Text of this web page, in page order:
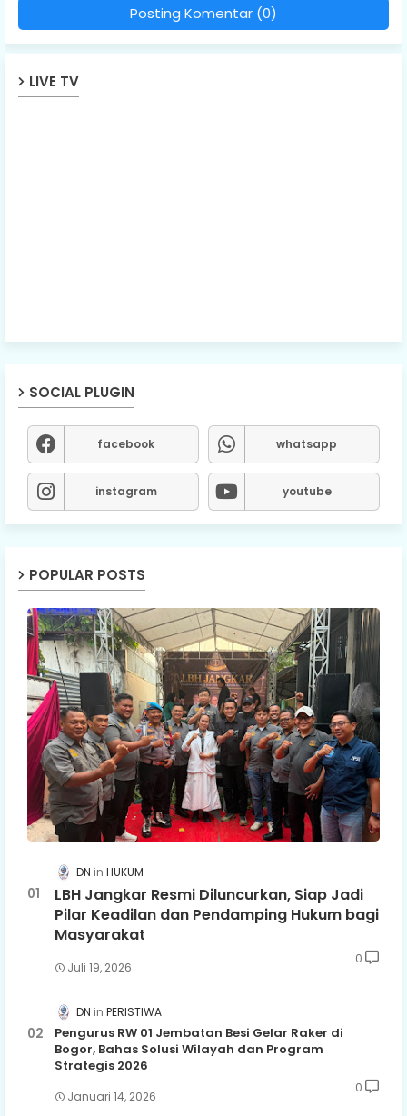
Posting Komentar (0)
LIVE TV
SOCIAL PLUGIN
facebook whatsapp
instagram youtube
POPULAR POSTS
DN HUKUM
LBH Jangkar Resmi Diluncurkan, Siap Jadi
Pilar Keadilan dan Pendamping Hukum bagi
Masyarakat
Juli 19, 2026
0
DN PERISTIWA
Pengurus RW 01 Jembatan Besi Gelar Raker di
Bogor, Bahas Solusi Wilayah dan Program
Strategis 2026
Januari 14, 2026
0